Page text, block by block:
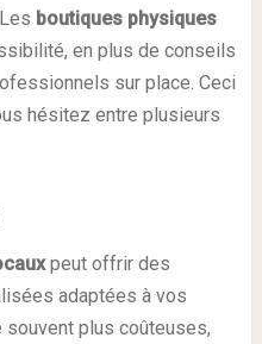
boutiques physiques
en plus de conseils
sur place. Ceci
hésitez entre plusieurs
peut offrir des
adaptées à vos
plus coûteuses,